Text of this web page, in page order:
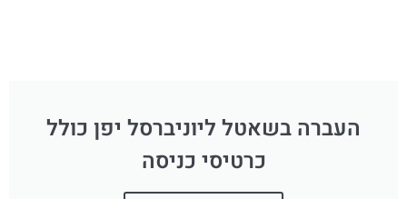
העברה בשאטל ליוניברסל יפן כולל
כרטיסי כניסה